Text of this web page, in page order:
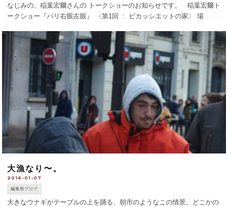
なじみの、稲葉宏爾さんの トークショーのお知らせです。 稲葉宏爾ト
ークショー『パリ右眼左眼』 〈第1回 : ピカッシエットの家〉 場
リ [...]
大漁なり〜。
2016-01-07
編集部ブログ
大きなウナギがテーブルの上を踊る、朝市のようなこの情景。どこかの